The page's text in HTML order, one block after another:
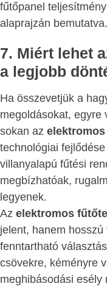
fűtőpanel
alaprajzán
7. Miért lehet
a legjobb
Ha összevetjük a
megoldásokat, egyre
sokan az
technológiai
villanyalapú fűtési
megbízhatóak,
legyenek.
Az elektromos
jelent, hanem
fenntartható
csövekre, kéményre
meghibásodási esély